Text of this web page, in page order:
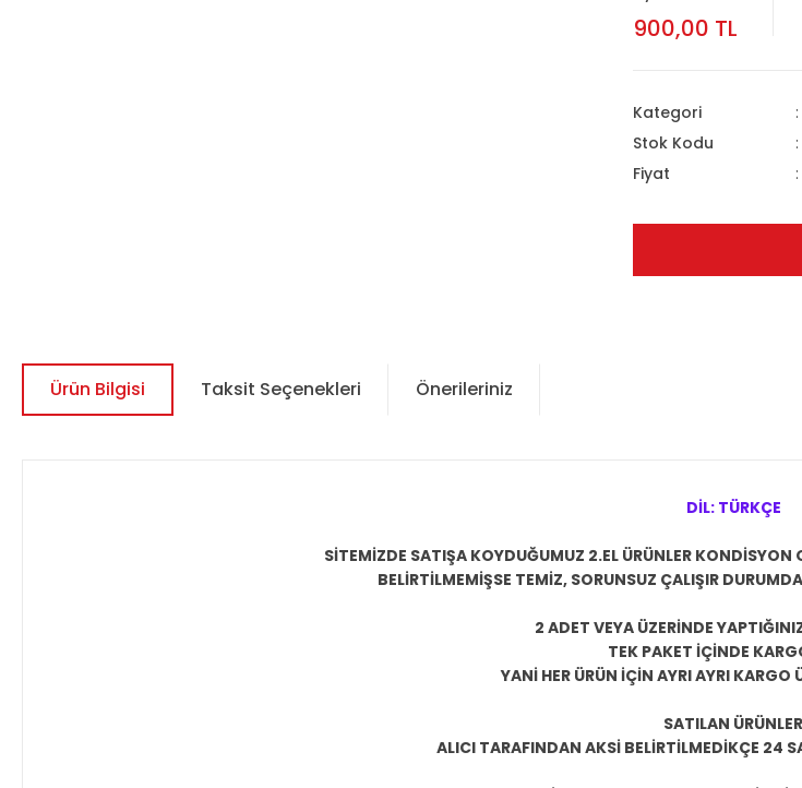
900,00 TL
Kategori
Stok Kodu
Fiyat
Ürün Bilgisi Taksit Seçenekleri Önerileriniz
DİL: TÜRKÇE
SİTEMİZDE SATIŞA KOYDUĞUMUZ 2.EL ÜRÜNLER
BELİRTİLMEMİŞSE TEMİZ, SORUNSUZ ÇALIŞIR
2 ADET VEYA ÜZERİNDE
TEK PAKET İÇİNDE
YANİ HER ÜRÜN İÇİN AYRI AYRI KARGO
SATILAN ÜRÜNLER
ALICI TARAFINDAN AKSİ BELİRTİLMEDİKÇE 24